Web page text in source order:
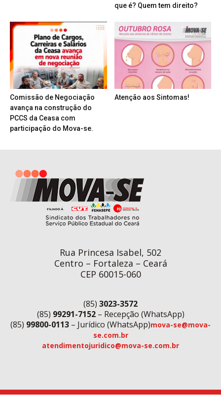
que é? Quem tem direito?
Comissão de Negociação
avança na construção do
PCCS da Ceasa com
participação do Mova-se.
Atenção aos Sintomas!
Rua Princesa Isabel, 502
Centro – Fortaleza – Ceará
CEP 60015-060
(85) 3023-3572
(85) 99291-7152– Recepção (WhatsApp)
(85) 99800-0113 – Jurídico (WhatsApp)mova-se@mova-
se.com.br
atendimentojuridico@mova-se.com.br